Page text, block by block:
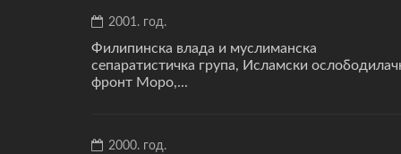
2001. год.
Филипинска влада и муслиманска
сепаратистичка група, Исламски
фронт Моро,...
2000. год.